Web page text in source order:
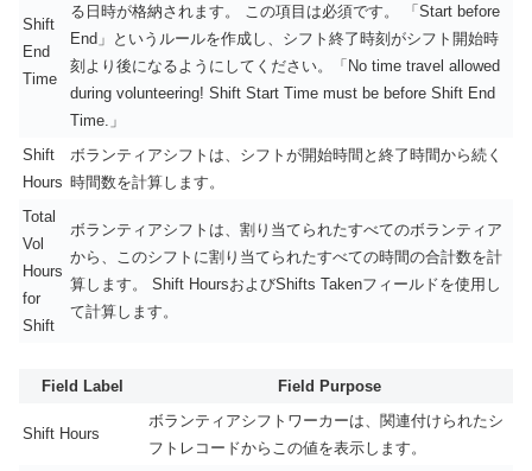
Shift
End
Time
る日時が格納されます。 この項目は必須です。 「Start before
End」というルールを作成し、シフト終了時刻がシフト開始時
刻より後になるようにしてください。「No time travel allowed
during volunteering! Shift Start Time must be before Shift End
Time.」
Shift
Hours
ボランティアシフトは、シフトが開始時間と終了時間から続く
時間数を計算します。
Total
Vol
Hours
for
Shift
ボランティアシフトは、割り当てられたすべてのボランティア
から、このシフトに割り当てられたすべての時間の合計数を計
算します。 Shift HoursおよびShifts Takenフィールドを使用し
て計算します。
Field Label Field Purpose
Shift Hours
ボランティアシフトワーカーは、関連付けられたシ
フトレコードからこの値を表示します。